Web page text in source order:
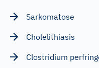
Sarkomatose
Cholelithiasis
Clostridium